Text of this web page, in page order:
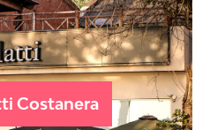
Costanera